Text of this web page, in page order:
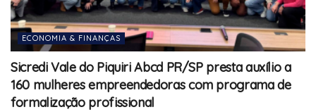
ECONOMIA & FINANÇAS
Sicredi Vale do Piquiri Abcd PR/SP presta auxílio a
160 mulheres empreendedoras com programa de
formalização profissional